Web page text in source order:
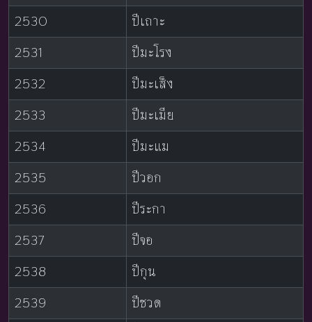
2530
ปีเถาะ
2531
ปีมะโรง
2532
ปีมะเส็ง
2533
ปีมะเมีย
2534
ปีมะแม
2535
ปีวอก
2536
ปีระกา
2537
ปีจอ
2538
ปีกุน
2539
ปีชวด